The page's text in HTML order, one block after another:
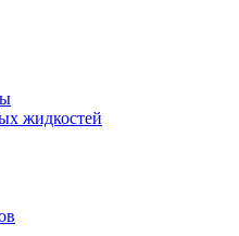
жидкостей